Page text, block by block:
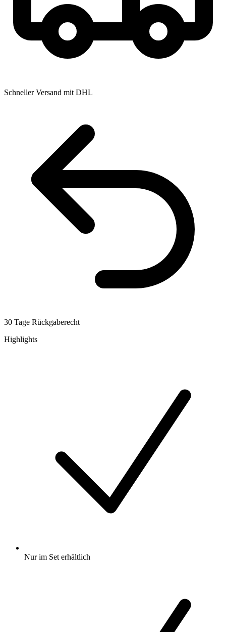
Schneller Versand mit DHL
30 Tage Rückgaberecht
Highlights
Nur im Set erhältlich